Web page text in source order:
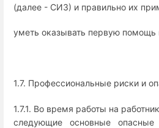
(далее - СИЗ) и правильно их
уметь оказывать первую помощь
1.7. Профессиональные риски и
1.7.1. Во время работы на
следующие основные опасные